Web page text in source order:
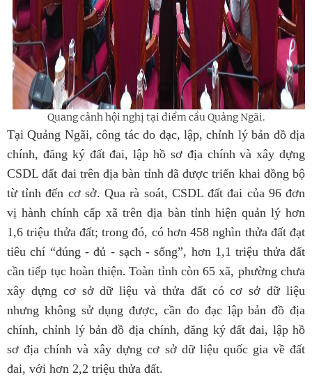
Quang cảnh hội nghị tại điểm cầu Quảng Ngãi.
Tại Quảng Ngãi, công tác đo đạc, lập, chỉnh lý bản đồ địa
chính, đăng ký đất đai, lập hồ sơ địa chính và xây dựng
CSDL đất đai trên địa bàn tỉnh đã được triển khai đồng bộ
từ tỉnh đến cơ sở.Qua rà soát, CSDL đất đai của 96 đơn
vị hành chính cấp xã trên địa bàn tỉnh hiện quản lý hơn
1,6 triệu thửa đất; trong đó, có hơn 458 nghìn thửa đất đạt
tiêu chí “đúng - đủ - sạch - sống”, hơn 1,1 triệu thửa đất
cần tiếp tục hoàn thiện. Toàn tỉnh còn 65 xã, phường chưa
xây dựng cơ sở dữ liệu và thửa đất có cơ sở dữ liệu
nhưng không sử dụng được, cần đo đạc lập bản đồ địa
chính, chỉnh lý bản đồ địa chính, đăng ký đất đai, lập hồ
sơ địa chính và xây dựng cơ sở dữ liệu quốc gia về đất
đai, với hơn 2,2 triệu thửa đất.